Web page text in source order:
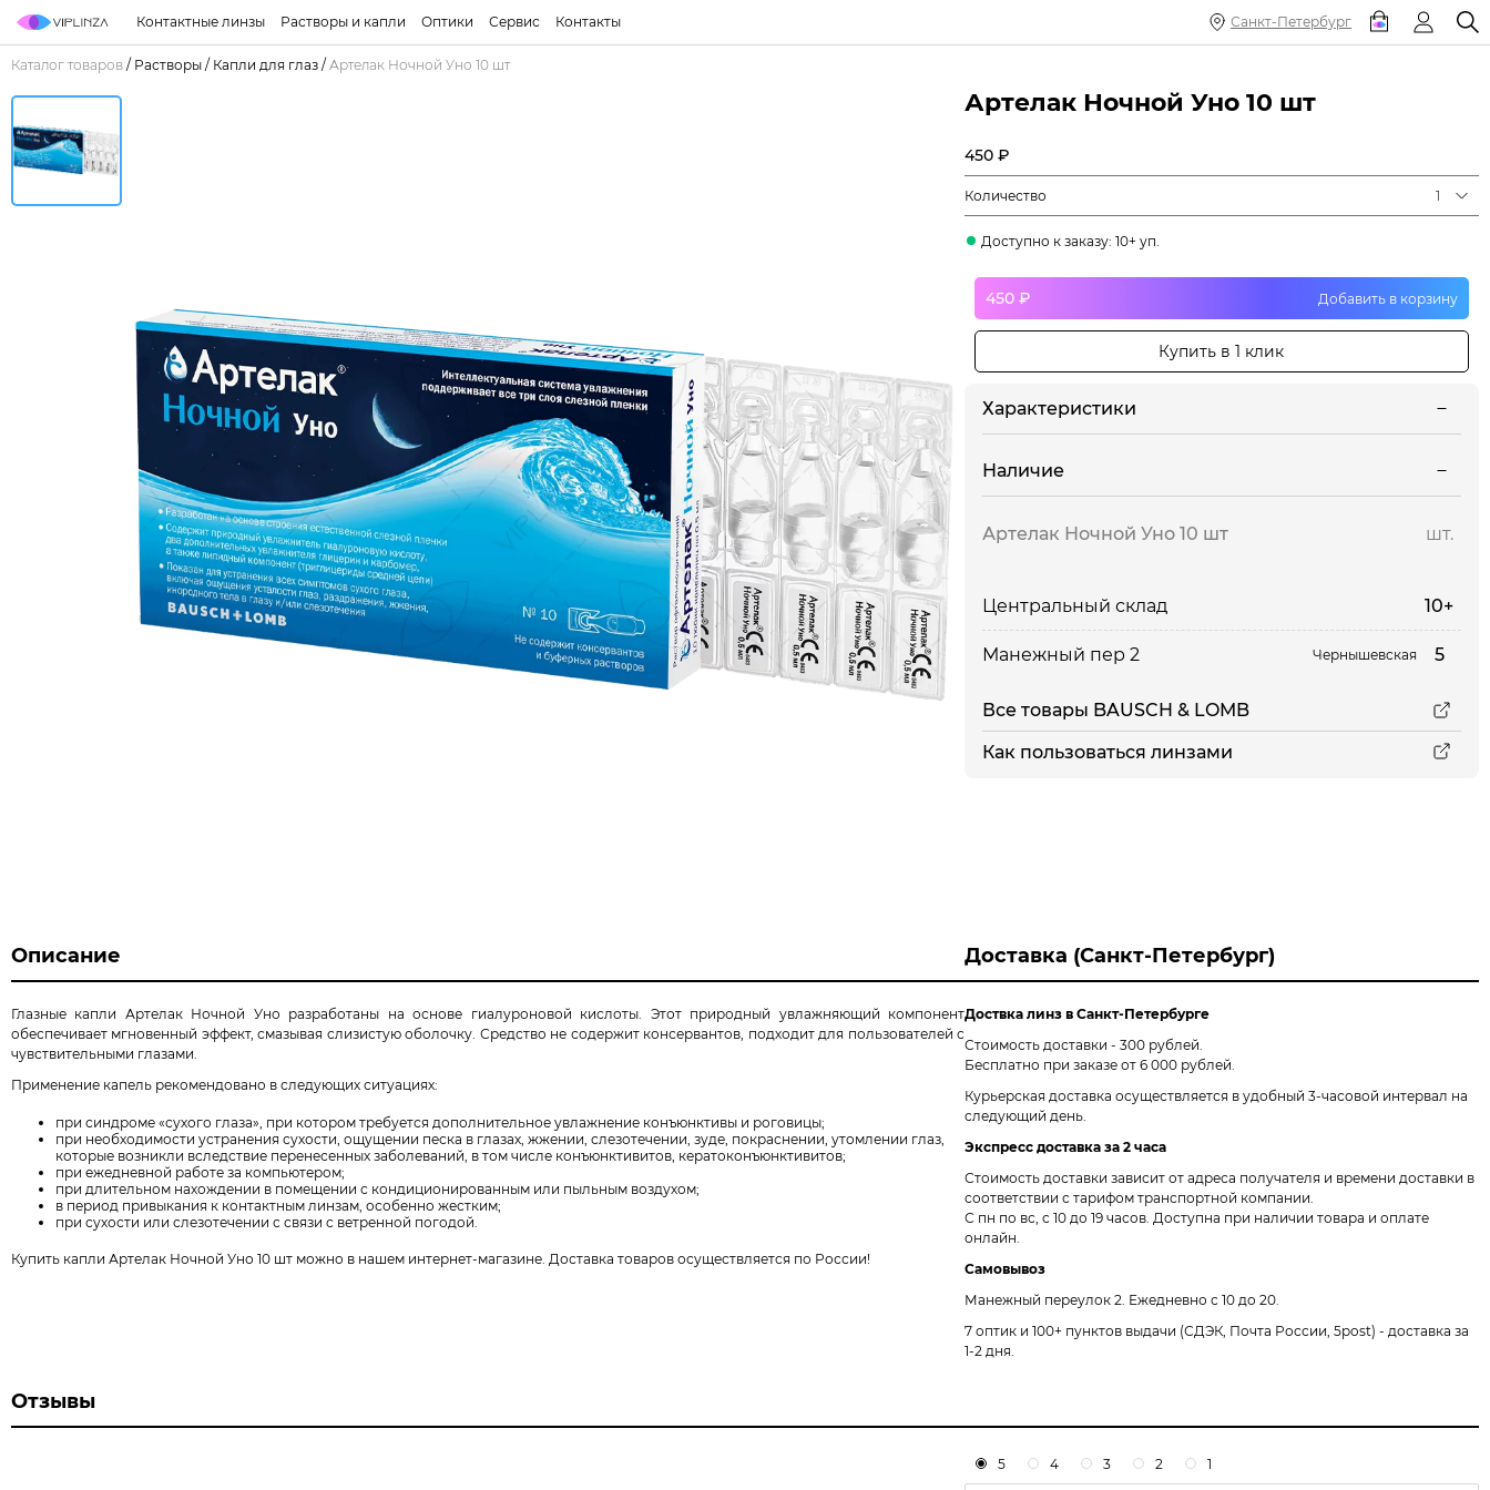
Контактные линзы Растворы и капли Оптики Сервис Контакты Санкт-Петербург
Каталог товаров / Растворы / Капли для глаз / Артелак Ночной Уно 10 шт
Артелак Ночной Уно 10 шт
450 ₽
Количество 1
Доступно к заказу: 10+ уп.
450 ₽ Добавить в корзину
Купить в 1 клик
Характеристики
Наличие
Артелак Ночной Уно 10 шт шт.
Центральный склад 10+
Манежный пер 2 Чернышевская 5
Все товары BAUSCH & LOMB
Как пользоваться линзами
Описание
Глазные капли Артелак Ночной Уно разработаны на основе гиалуроновой кислоты. Этот природный увлажняющий компонент
обеспечивает мгновенный эффект, смазывая слизистую оболочку. Средство не содержит консервантов, подходит для пользователей с
чувствительными глазами.
Применение капель рекомендовано в следующих ситуациях:
при синдроме «сухого глаза», при котором требуется дополнительное увлажнение конъюнктивы и роговицы;
при необходимости устранения сухости, ощущении песка в глазах, жжении, слезотечении, зуде, покраснении, утомлении глаз,
которые возникли вследствие перенесенных заболеваний, в том числе конъюнктивитов, кератоконъюнктивитов;
при ежедневной работе за компьютером;
при длительном нахождении в помещении с кондиционированным или пыльным воздухом;
в период привыкания к контактным линзам, особенно жестким;
при сухости или слезотечении с связи с ветренной погодой.
Купить капли Артелак Ночной Уно 10 шт можно в нашем интернет-магазине. Доставка товаров осуществляется по России!
Доставка (Санкт-Петербург)
Доствка линз в Санкт-Петербурге
Стоимость доставки - 300 рублей.
Бесплатно при заказе от 6 000 рублей.
Курьерская доставка осуществляется в удобный 3-часовой интервал на
следующий день.
Экспресс доставка за 2 часа
Стоимость доставки зависит от адреса получателя и времени доставки в
соответствии с тарифом транспортной компании.
С пн по вс, с 10 до 19 часов. Доступна при наличии товара и оплате
онлайн.
Самовывоз
Манежный переулок 2. Ежедневно с 10 до 20.
7 оптик и 100+ пунктов выдачи (СДЭК, Почта России, 5post) - доставка за
1-2 дня.
Отзывы
5 4 3 2 1